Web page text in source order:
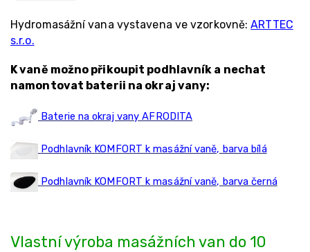
Vlastní výroba masážních van do 10
Hydromasážní vana vystavena ve vzorkovně:ARTTEC
s.r.o.
K vaně možno přikoupit podhlavník a nechat
namontovat baterii na okraj vany:
Baterie na okraj vany AFRODITA
Podhlavník KOMFORT k masážní vaně, barva bílá
Podhlavník KOMFORT k masážní vaně, barva černá